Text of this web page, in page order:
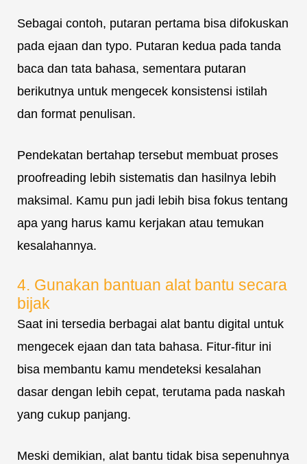
Sebagai contoh, putaran pertama bisa difokuskan
pada ejaan dan typo. Putaran kedua pada tanda
baca dan tata bahasa, sementara putaran
berikutnya untuk mengecek konsistensi istilah
dan format penulisan.
Pendekatan bertahap tersebut membuat proses
proofreading lebih sistematis dan hasilnya lebih
maksimal. Kamu pun jadi lebih bisa fokus tentang
apa yang harus kamu kerjakan atau temukan
kesalahannya.
4. Gunakan bantuan alat bantu secara
bijak
Saat ini tersedia berbagai alat bantu digital untuk
mengecek ejaan dan tata bahasa. Fitur-fitur ini
bisa membantu kamu mendeteksi kesalahan
dasar dengan lebih cepat, terutama pada naskah
yang cukup panjang.
Meski demikian, alat bantu tidak bisa sepenuhnya